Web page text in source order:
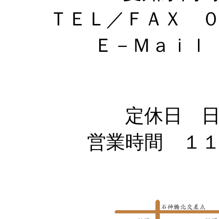
ＴＥＬ／ＦＡＸ
Ｅ－Ｍａｉ
定休日 日
営業時間 １